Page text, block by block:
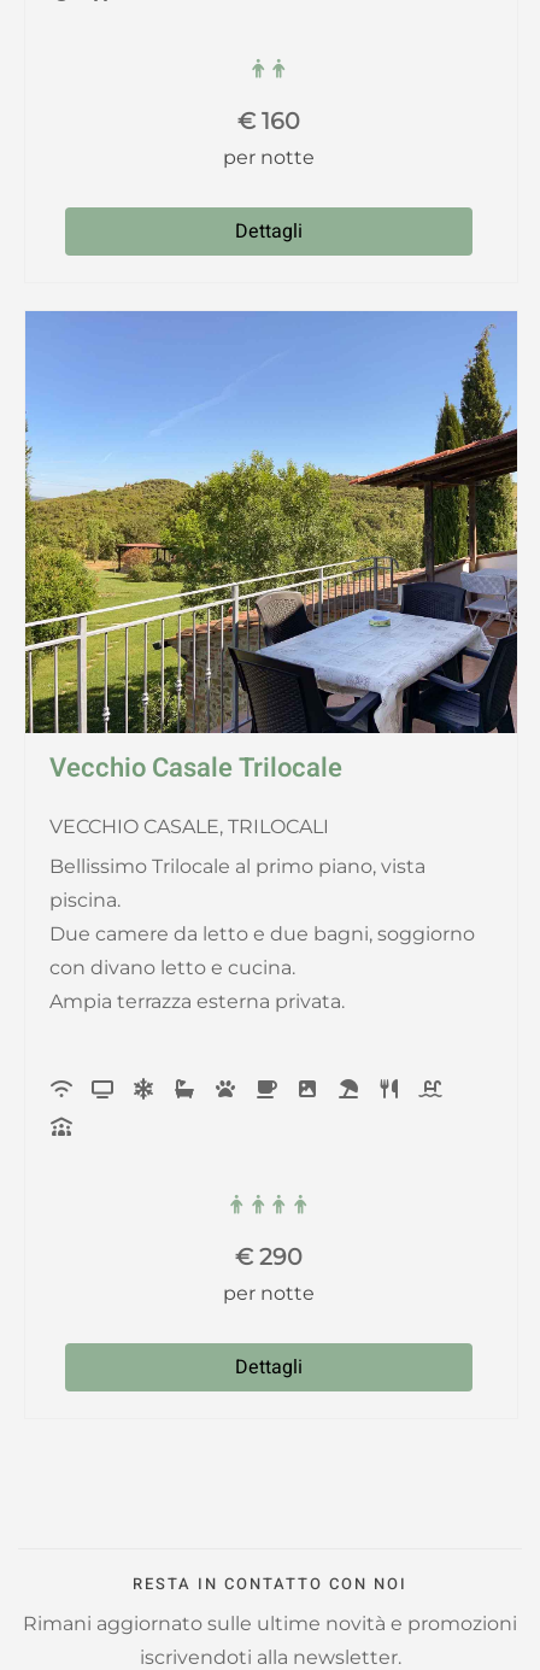
€ 160
per notte
Dettagli
Vecchio Casale Trilocale
VECCHIO CASALE, TRILOCALI
Bellissimo Trilocale al primo piano, vista
piscina.
Due camere da letto e due bagni, soggiorno
con divano letto e cucina.
Ampia terrazza esterna privata.
€ 290
per notte
Dettagli
RESTA IN CONTATTO CON NOI
Rimani aggiornato sulle ultime novità e promozioni
iscrivendoti alla newsletter.